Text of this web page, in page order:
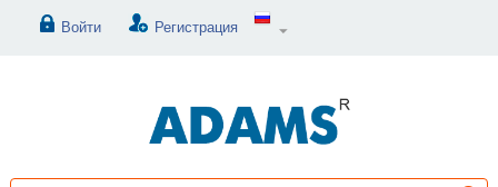
Войти Регистрация